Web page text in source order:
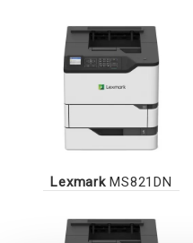
LexmarkMS821DN